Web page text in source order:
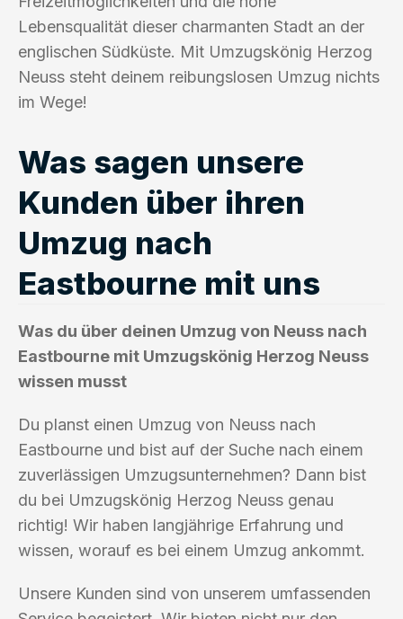
Lebensqualität dieser charmanten Stadt an der
englischen Südküste. Mit Umzugskönig Herzog
Neuss steht deinem reibungslosen Umzug nichts
im Wege!
Was sagen unsere
Kunden über ihren
Umzug nach
Eastbourne mit uns
Was du über deinen Umzug von Neuss nach
Eastbourne mit Umzugskönig Herzog Neuss
wissen musst
Du planst einen Umzug von Neuss nach
Eastbourne und bist auf der Suche nach einem
zuverlässigen Umzugsunternehmen? Dann bist
du bei Umzugskönig Herzog Neuss genau
richtig! Wir haben langjährige Erfahrung und
wissen, worauf es bei einem Umzug ankommt.
Unsere Kunden sind von unserem umfassenden